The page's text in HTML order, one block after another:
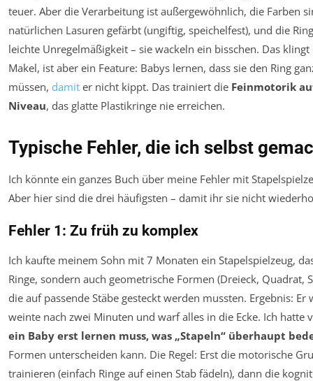
teuer. Aber die Verarbeitung ist außergewöhnlich, die Farben
natürlichen Lasuren gefärbt (ungiftig, speichelfest), und die
leichte Unregelmäßigkeit – sie wackeln ein bisschen. Das
Makel, ist aber ein Feature: Babys lernen, dass sie den Ring
müssen, damit er nicht kippt. Das trainiert die Feinmotorik
Niveau, das glatte Plastikringe nie erreichen.
Typische Fehler, die ich selbst
Ich könnte ein ganzes Buch über meine Fehler mit
Aber hier sind die drei häufigsten – damit ihr sie nicht
Fehler 1: Zu früh zu komplex
Ich kaufte meinem Sohn mit 7 Monaten ein Stapelspielzeug,
Ringe, sondern auch geometrische Formen (Dreieck, Quadrat,
die auf passende Stäbe gesteckt werden mussten. Ergebnis:
weinte nach zwei Minuten und warf alles in die Ecke. Ich hatte
ein Baby erst lernen muss, was „Stapeln“ überhaupt
Formen unterscheiden kann. Die Regel: Erst die motorische
trainieren (einfach Ringe auf einen Stab fädeln), dann die